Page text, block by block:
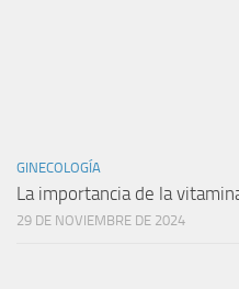
GINECOLOGÍA
La importancia de la
29 DE NOVIEMBRE DE 2024